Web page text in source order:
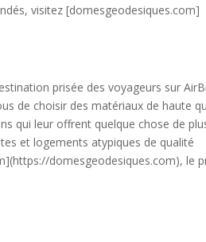
visitez [domesgeodesiques.com]
prisée des voyageurs sur
de choisir des matériaux de haute
qui leur offrent quelque chose de
et logements atypiques de qualité
domesgeodesiques.com), le